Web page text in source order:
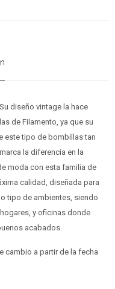
diseño vintage la hace
de Filamento, ya que su
este tipo de bombillas tan
la diferencia en la
moda con esta familia de
calidad, diseñada para
tipo de ambientes, siendo
y oficinas donde
acabados.
cambio a partir de la fecha